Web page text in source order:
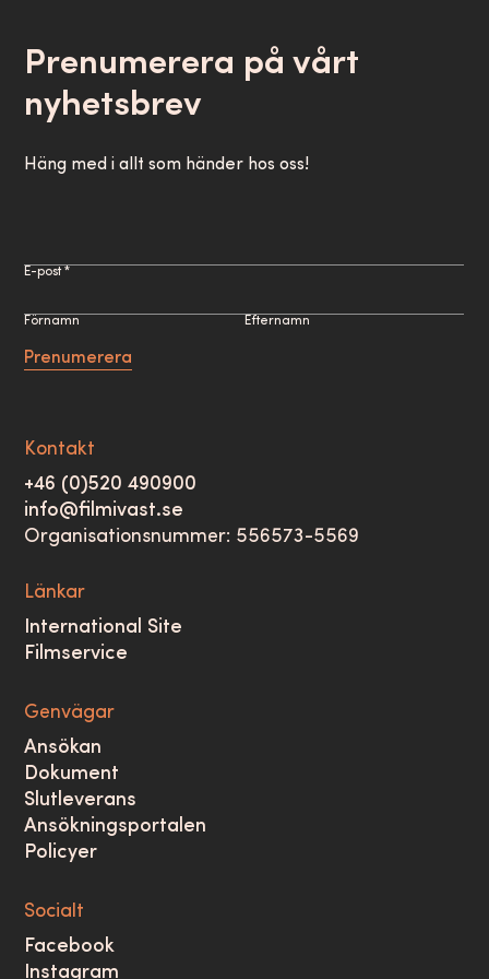
Prenumerera på vårt
nyhetsbrev
Häng med i allt som händer hos oss!
E-post *
Förnamn Efternamn
Prenumerera
Kontakt
+46 (0)520 490900
info@filmivast.se
Organisationsnummer: 556573-5569
Länkar
International Site
Filmservice
Genvägar
Ansökan
Dokument
Slutleverans
Ansökningsportalen
Policyer
Socialt
Facebook
Instagram